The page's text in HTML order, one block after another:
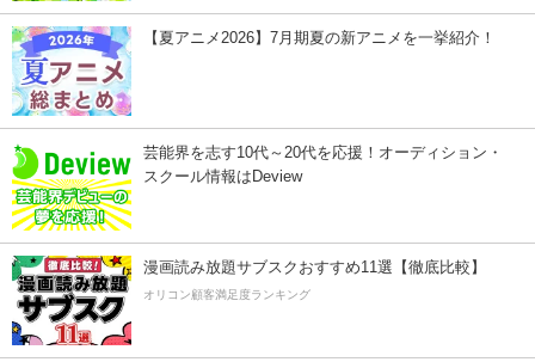
【夏アニメ2026】7月期夏の新アニメを一挙紹介！
芸能界を志す10代～20代を応援！オーディション・
スクール情報はDeview
漫画読み放題サブスクおすすめ11選【徹底比較】
オリコン顧客満足度ランキング